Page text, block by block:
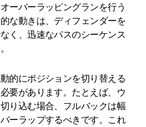
ーバーラッピングランを行う
な動きは、ディフェンダーを
く、迅速なパスのシーケンス
的にポジションを切り替える
要があります。たとえば、ウ
り込む場合、フルバックは幅
ーラップするべきです。これ